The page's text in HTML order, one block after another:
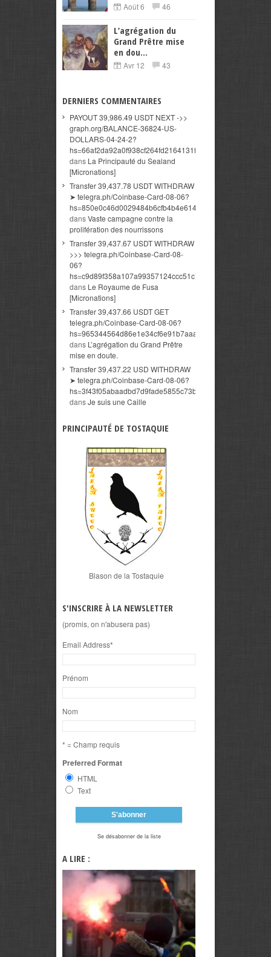
Août 6 46
L’agrégation du
Grand Prêtre mise
en dou...
Avr 12 43
DERNIERS COMMENTAIRES
PAYOUT 39,986.49 USDT NEXT ->>
graph.org/BALANCE-36824-US-
DOLLARS-04-24-2?
hs=66af2da92a0f938cf264fd2164131ff9&
dans La Principauté du Sealand
[Micronations]
Transfer 39,437.78 USDT WITHDRAW
➤ telegra.ph/Coinbase-Card-08-06?
hs=850e0c46d0029484b6cfb4b4e614a3c5&
dansVaste campagne contre la
prolifération des nourrissons
Transfer 39,437.67 USDT WITHDRAW
>>> telegra.ph/Coinbase-Card-08-
06?
hs=c9d89f358a107a99357124ccc51c7b34&
dans Le Royaume de Fusa
[Micronations]
Transfer 39,437.66 USDT GET
telegra.ph/Coinbase-Card-08-06?
hs=965344564d86e1e34cf6e91b7aaaa374&
dans L’agrégation du Grand Prêtre
mise en doute.
Transfer 39,437.22 USD WITHDRAW
➤ telegra.ph/Coinbase-Card-08-06?
hs=3f43f05abaadbd7d9fade5855c73beb0&
dansJe suis une Caille
PRINCIPAUTÉ DE TOSTAQUIE
Blason de la Tostaquie
S'INSCRIRE À LA NEWSLETTER
(promis, on n'abusera pas)
Email Address*
Prénom
Nom
* = Champ requis
Preferred Format
HTML
Text
Se désabonner de la liste
A LIRE :